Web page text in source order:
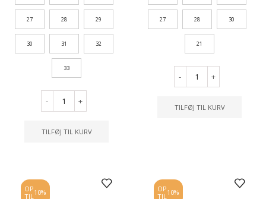
27 28 29
30 31 32
33
- +
TILFØJ TIL KURV
27 28 30
21
- +
TILFØJ TIL KURV
OP
TIL 10%
OP
TIL 10%